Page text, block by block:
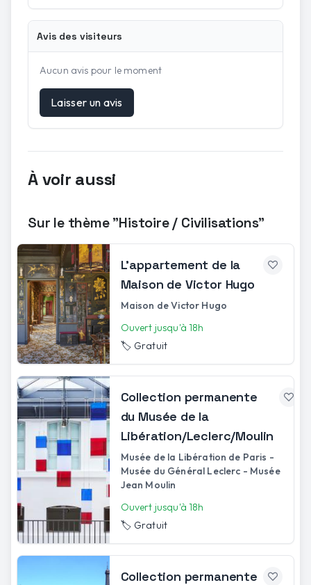
Avis des visiteurs
Aucun avis pour le moment
Laisser un avis
À voir aussi
Sur le thème "Histoire / Civilisations"
L'appartement de la
Maison de Victor Hugo
Maison de Victor Hugo
Ouvert jusqu'à 18h
🏷️ Gratuit
Collection permanente
du Musée de la
Libération/Leclerc/Moulin
Musée de la Libération de Paris -
Musée du Général Leclerc - Musée
Jean Moulin
Ouvert jusqu'à 18h
🏷️ Gratuit
Collection permanente